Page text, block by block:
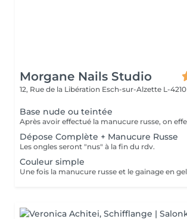
Morgane Nails Studio
12, Rue de la Libération Esch-sur-Alzette L-4210
Base nude ou teintée
Dépose Complète + Manucure Russe
Les ongles seront "nus" à la fin du rdv.
Couleur simple